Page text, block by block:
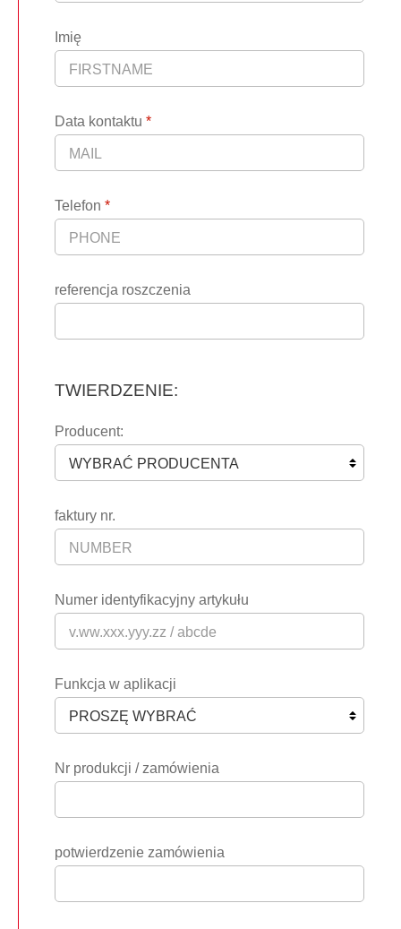
Imię
Data kontaktu *
Telefon *
referencja roszczenia
TWIERDZENIE:
Producent:
faktury nr.
Numer identyfikacyjny artykułu
Funkcja w aplikacji
Nr produkcji / zamówienia
potwierdzenie zamówienia